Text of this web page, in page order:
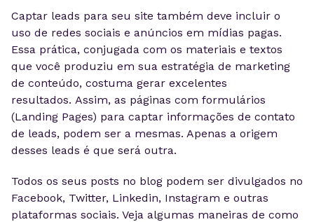
Captar leads para seu site também deve incluir o
uso de redes sociais e anúncios em mídias pagas.
Essa prática, conjugada com os materiais e textos
que você produziu em sua estratégia de marketing
de conteúdo, costuma gerar excelentes
resultados. Assim, as páginas com formulários
(Landing Pages) para captar informações de contato
de leads, podem ser a mesmas. Apenas a origem
desses leads é que será outra.
Todos os seus posts no blog podem ser divulgados no
Facebook, Twitter, Linkedin, Instagram e outras
plataformas sociais. Veja algumas maneiras de como